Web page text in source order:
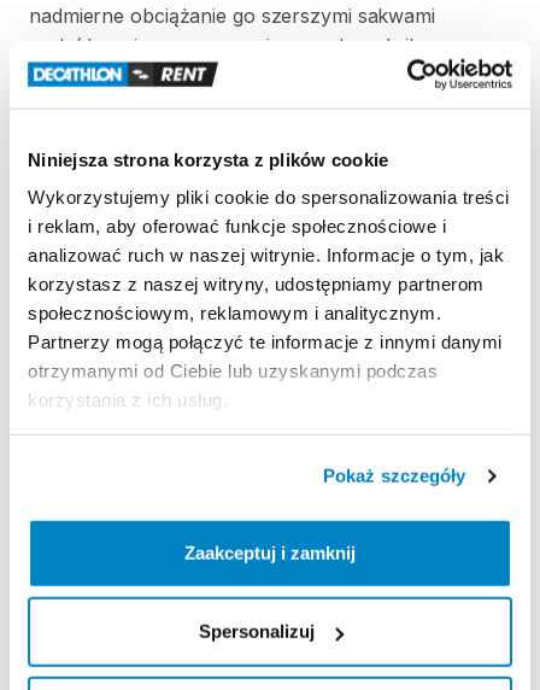
Niniejsza strona korzysta z plików cookie
Wykorzystujemy pliki cookie do spersonalizowania treści
i reklam, aby oferować funkcje społecznościowe i
analizować ruch w naszej witrynie. Informacje o tym, jak
korzystasz z naszej witryny, udostępniamy partnerom
społecznościowym, reklamowym i analitycznym.
Partnerzy mogą połączyć te informacje z innymi danymi
otrzymanymi od Ciebie lub uzyskanymi podczas
korzystania z ich usług.
Pokaż szczegóły
Zaakceptuj i zamknij
Spersonalizuj
nadmierne obciążanie go szerszymi sakwami
podróżnymi
mocowanymi bagażniku.
Dostępny rozmiar L​ - 180-188 cm wzrostu.
W trosce o utrzymanie odpowiednich standardów
możliwości dalszego wypożyczenia​,​ bardzo prosimy
o zwrot suchego i czystego sprzętu niezależnie
długości wypożyczenia.
W przypadku zwrotu mokrego lub brudnego
produktu​,​ zostanie naliczona kwota usługi
serwisowej w kwocie 80 zł. Regulamin obowiązuje
wszystkich użytkowników.
REGULAMIN
KAUCJA